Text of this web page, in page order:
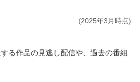
(2025年3月時点)
る作品の見逃し配信や、過去の番組